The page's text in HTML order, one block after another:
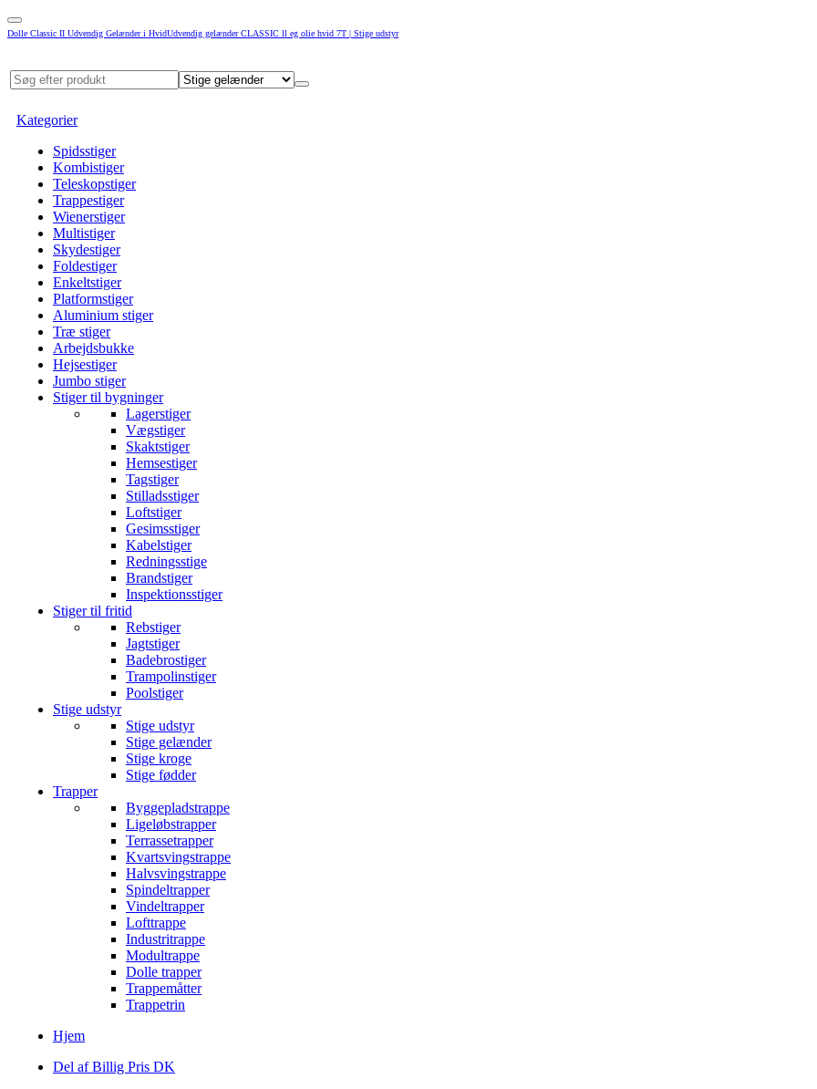
Dolle Classic II Udvendig Gelænder i HvidUdvendig gelænder CLASSIC ll eg olie hvid 7T | Stige udstyr
Kategorier
Spidsstiger
Kombistiger
Teleskopstiger
Trappestiger
Wienerstiger
Multistiger
Skydestiger
Foldestiger
Enkeltstiger
Platformstiger
Aluminium stiger
Træ stiger
Arbejdsbukke
Hejsestiger
Jumbo stiger
Stiger til bygninger
Lagerstiger
Vægstiger
Skaktstiger
Hemsestiger
Tagstiger
Stilladsstiger
Loftstiger
Gesimsstiger
Kabelstiger
Redningsstige
Brandstiger
Inspektionsstiger
Stiger til fritid
Rebstiger
Jagtstiger
Badebrostiger
Trampolinstiger
Poolstiger
Stige udstyr
Stige udstyr
Stige gelænder
Stige kroge
Stige fødder
Trapper
Byggepladstrappe
Ligeløbstrapper
Terrassetrapper
Kvartsvingstrappe
Halvsvingstrappe
Spindeltrapper
Vindeltrapper
Lofttrappe
Industritrappe
Modultrappe
Dolle trapper
Trappemåtter
Trappetrin
Hjem
Del af Billig Pris DK